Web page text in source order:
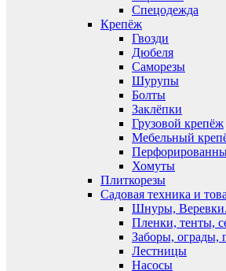
Спецодежда
Крепёж
Гвозди
Дюбеля
Саморезы
Шурупы
Болты
Заклёпки
Грузовой крепёж
Мебельный
Хомуты
Плиткорезы
Садовая техника и
Шнуры, Веревки.
Пленки, тенты,
Заборы, ограды,
Лестницы
Насосы